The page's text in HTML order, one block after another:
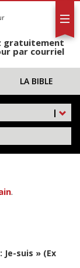
gratuitement
par courriel
LA BIBLE
|
.
Je-suis » (Ex